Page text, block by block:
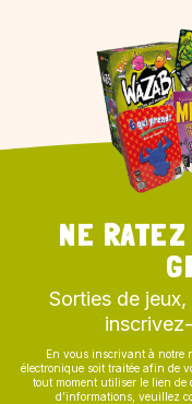
NE
Sorties de
En vous inscrivant à notre
électronique soit traitée afin de
tout moment utiliser le lien de
d’informations, veuillez